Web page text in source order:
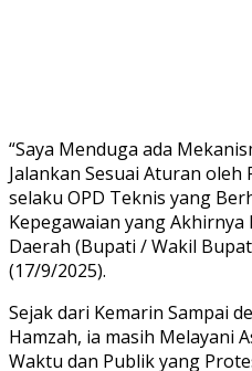
“Saya Menduga ada
Jalankan Sesuai Aturan oleh
selaku OPD Teknis yang
Kepegawaian yang
Daerah (Bupati / Wakil
(17/9/2025).
Sejak dari Kemarin Sampai
Hamzah, ia masih Melayani
Waktu dan Publik yang